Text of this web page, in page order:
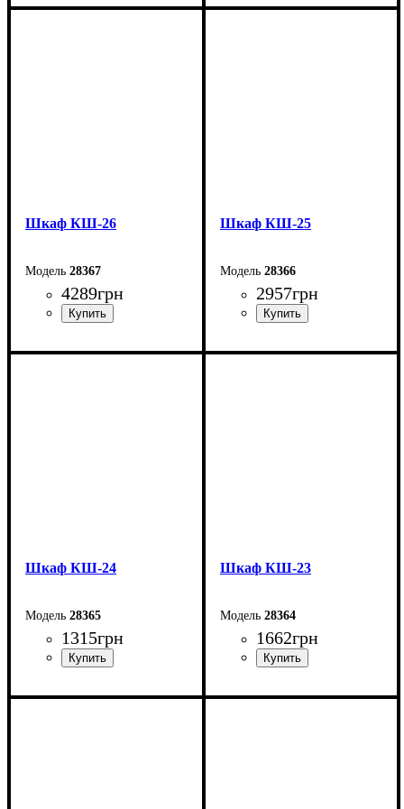
Ширина: 90 см
Ширина: 52 см
Шкаф КШ-26
28367
4289грн
Ширина: 90 см
Шкаф КШ-25
28366
2957грн
Ширина: 90 см
Шкаф КШ-24
28365
1315грн
Ширина: 37,4 см
Шкаф КШ-23
28364
1662грн
Ширина: 37,4 см